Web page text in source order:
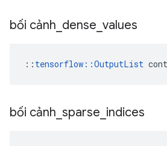
bối cảnh dense values
:: tensorflow::OutputList
bối cảnh sparse indices